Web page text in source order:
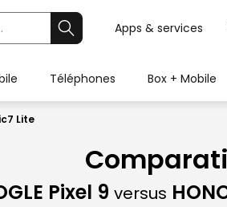
Apps & services
Téléphones Box + Mobile
Lite
Pixel 9 versus